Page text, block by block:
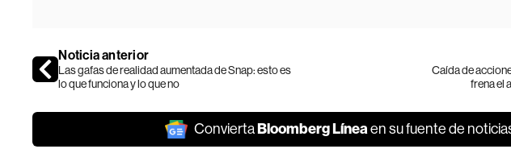
Noticia anterior
Las gafas de realidad aumentada de Snap: esto es
lo que funciona y lo que no
Caída de
frena el
ConviertaBloomberg Líneaen su fuente de